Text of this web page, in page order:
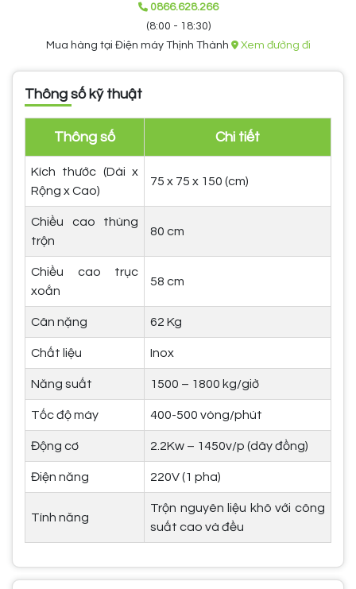
0866.628.266
(8:00 - 18:30)
Mua hàng tại Điện máy Thịnh Thành
Xem đường đi
Thông số kỹ thuật
Thông số Chi tiết
Kích thước (Dài x
Rộng x Cao)
75 x 75 x 150 (cm)
Chiều cao thùng
trộn
80 cm
Chiều cao trục
xoắn
58 cm
Cân nặng 62 Kg
Chất liệu Inox
Năng suất 1500 – 1800 kg/giờ
Tốc độ máy 400-500 vòng/phút
Động cơ 2.2Kw – 1450v/p (dây đồng)
Điện năng 220V (1 pha)
Tính năng
Trộn nguyên liệu khô với công
suất cao và đều